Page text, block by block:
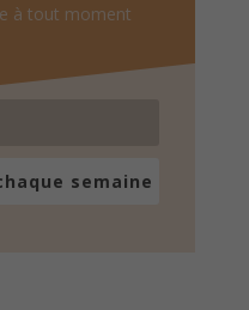
à tout moment
semaine